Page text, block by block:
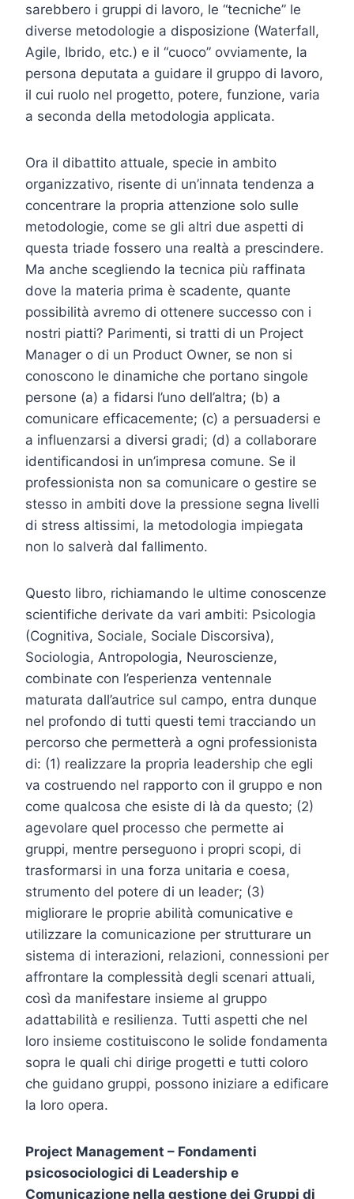
sarebbero i gruppi di lavoro, le “tecniche” le
diverse metodologie a disposizione (Waterfall,
Agile, Ibrido, etc.) e il “cuoco” ovviamente, la
persona deputata a guidare il gruppo di lavoro,
il cui ruolo nel progetto, potere, funzione, varia
a seconda della metodologia applicata.
Ora il dibattito attuale, specie in ambito
organizzativo, risente di un’innata tendenza a
concentrare la propria attenzione solo sulle
metodologie, come se gli altri due aspetti di
questa triade fossero una realtà a prescindere.
Ma anche scegliendo la tecnica più raffinata
dove la materia prima è scadente, quante
possibilità avremo di ottenere successo con i
nostri piatti? Parimenti, si tratti di un Project
Manager o di un Product Owner, se non si
conoscono le dinamiche che portano singole
persone (a) a fidarsi l’uno dell’altra; (b) a
comunicare efficacemente; (c) a persuadersi e
a influenzarsi a diversi gradi; (d) a collaborare
identificandosi in un’impresa comune. Se il
professionista non sa comunicare o gestire se
stesso in ambiti dove la pressione segna livelli
di stress altissimi, la metodologia impiegata
non lo salverà dal fallimento.
Questo libro, richiamando le ultime conoscenze
scientifiche derivate da vari ambiti: Psicologia
(Cognitiva, Sociale, Sociale Discorsiva),
Sociologia, Antropologia, Neuroscienze,
combinate con l’esperienza ventennale
maturata dall’autrice sul campo, entra dunque
nel profondo di tutti questi temi tracciando un
percorso che permetterà a ogni professionista
di: (1) realizzare la propria leadership che egli
va costruendo nel rapporto con il gruppo e non
come qualcosa che esiste di là da questo; (2)
agevolare quel processo che permette ai
gruppi, mentre perseguono i propri scopi, di
trasformarsi in una forza unitaria e coesa,
strumento del potere di un leader; (3)
migliorare le proprie abilità comunicative e
utilizzare la comunicazione per strutturare un
sistema di interazioni, relazioni, connessioni per
affrontare la complessità degli scenari attuali,
così da manifestare insieme al gruppo
adattabilità e resilienza. Tutti aspetti che nel
loro insieme costituiscono le solide fondamenta
sopra le quali chi dirige progetti e tutti coloro
che guidano gruppi, possono iniziare a edificare
la loro opera.
Project Management – Fondamenti
psicosociologici di Leadership e
Comunicazione nella gestione dei Gruppi di